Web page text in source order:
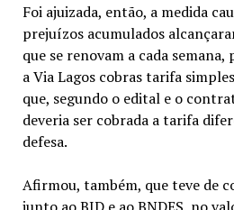
Foi ajuizada, então, a medida
prejuízos acumulados
que se renovam a cada semana,
a Via Lagos cobras tarifa
que, segundo o edital e o
deveria ser cobrada a tarifa
defesa.
Afirmou, também, que teve de